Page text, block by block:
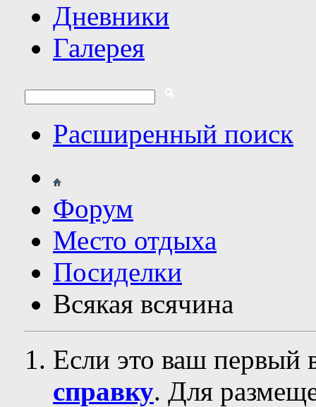
Дневники
Галерея
Расширенный поиск
Форум
Место отдыха
Посиделки
Всякая всячина
Если это ваш первый
справку. Для